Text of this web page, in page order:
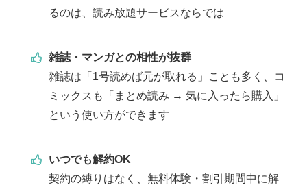
るのは、読み放題サービスならでは
雑誌・マンガとの相性が抜群
雑誌は「1号読めば元が取れる」ことも多く、コ
ミックスも「まとめ読み → 気に入ったら購入」
という使い方ができます
いつでも解約OK
契約の縛りはなく、無料体験・割引期間中に解